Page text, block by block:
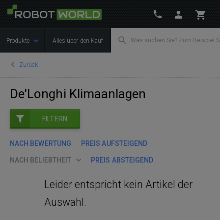
Produkte Alles über den Kauf
Zurück
De'Longhi Klimaanlagen
FILTERN
NACH BEWERTUNG PREIS AUFSTEIGEND
NACH BELIEBTHEIT PREIS ABSTEIGEND
Leider entspricht kein Artikel der
Auswahl.